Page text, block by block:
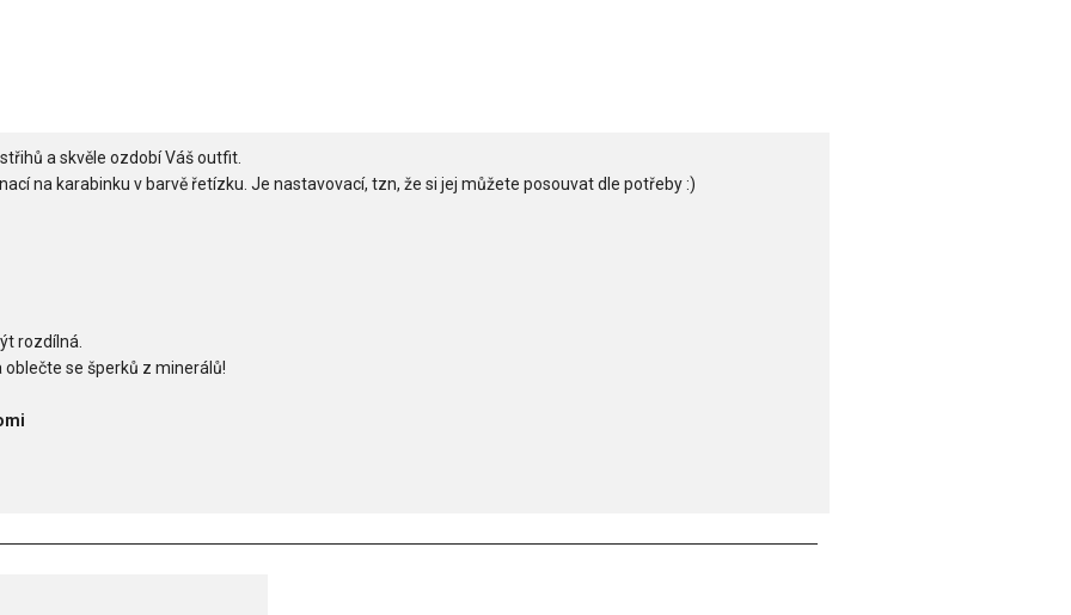
a skvěle ozdobí Váš outfit.
na karabinku v barvě řetízku. Je nastavovací, tzn, že si jej můžete posouvat dle potřeby :)
rozdílná.
se šperků z minerálů!